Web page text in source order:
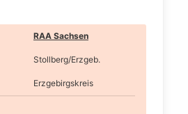
RAA Sachsen
Stollberg/Erzgeb.
Erzgebirgskreis